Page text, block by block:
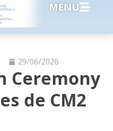
MENU
29/06/2026
Ceremony
de CM2